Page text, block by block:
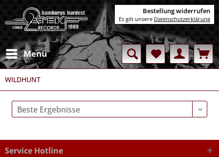
Menü
WILDHUNT
Service Hotline
Bestellung widerrufen
Es gilt unsere Datenschutzerklärung